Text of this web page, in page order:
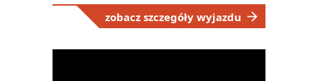
zobacz szczegóły wyjazdu